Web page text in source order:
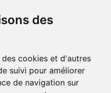
des
cookies et d'autres
suivi pour améliorer
de navigation sur
pharmacie française certifiée ISO
internet de la pharmacie du centre
références, au prix les plus bas possible
médical. 1700 en médicaments sans